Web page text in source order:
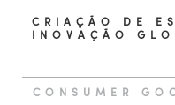
CRIAÇÃO DE
INOVAÇÃO
CONSUMER